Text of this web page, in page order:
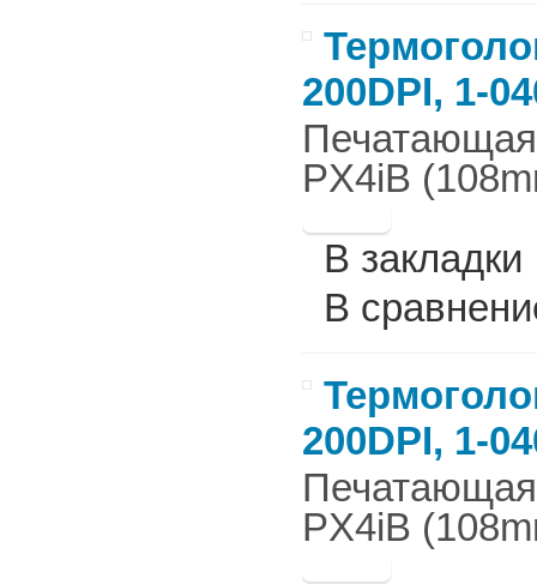
200DPI, 1-
Печатающая
PX4iB
В закладки
В
200DPI, 1-
Печатающая
PX4iB